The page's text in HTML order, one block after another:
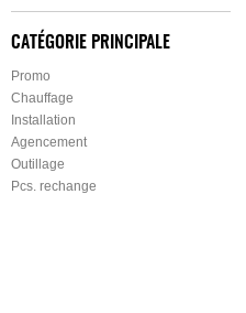
CATÉGORIE PRINCIPALE
Promo
Chauffage
Installation
Agencement
Outillage
Pcs. rechange